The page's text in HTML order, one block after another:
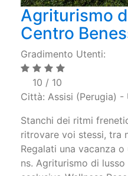
Agriturismo
Centro
Gradimento Utenti:
10 / 10
Città: Assisi (Perugia) -
Stanchi dei ritmi
ritrovare voi stessi, tra
Regalati una vacanza
ns. Agriturismo di